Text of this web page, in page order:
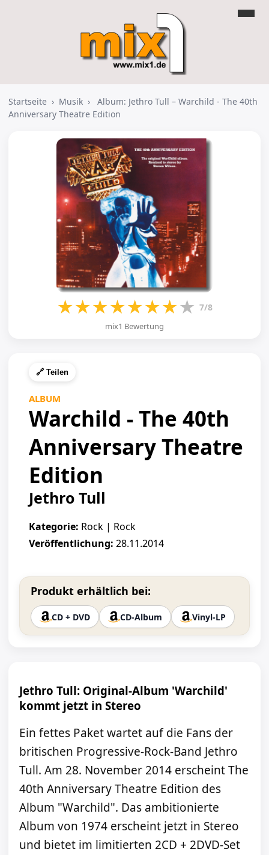
Startseite › Musik ›
Album: Jethro Tull – Warchild - The 40th
Anniversary Theatre Edition
★★★★★★★★ 7/8
mix1 Bewertung
🔗 Teilen
ALBUM
Warchild - The 40th
Anniversary Theatre
Edition
Jethro Tull
Kategorie: Rock | Rock
Veröffentlichung: 28.11.2014
Produkt erhältlich bei:
CD + DVD CD-Album Vinyl-LP
Jethro Tull: Original-Album 'Warchild'
kommt jetzt in Stereo
Ein fettes Paket wartet auf die Fans der
britischen Progressive-Rock-Band Jethro
Tull. Am 28. November 2014 erscheint The
40th Anniversary Theatre Edition des
Album "Warchild". Das ambitionierte
Album von 1974 erscheint jetzt in Stereo
und bietet im limitierten 2CD + 2DVD-Set